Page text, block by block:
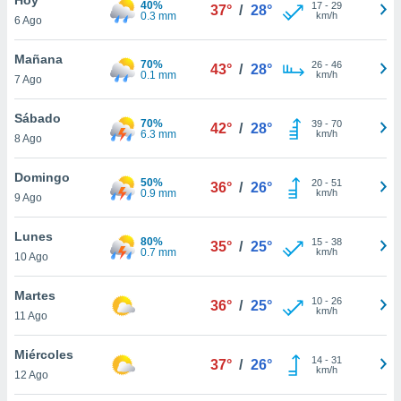
y
en
más
de
6 Ago
40%
0.3 mm
37° / 28° 17- 29
km/h
Mañana
7 Ago
70%
0.1 mm
43° / 28° 26- 46
km/h
Sábado
8 Ago
70%
6.3 mm
42° / 28° 39- 70
km/h
Domingo
9 Ago
50%
0.9 mm
36° / 26° 20- 51
km/h
Lunes
10 Ago
80%
0.7 mm
35° / 25° 15- 38
km/h
Martes
11 Ago
36° / 25° 10- 26
km/h
Miércoles
12 Ago
37° / 26° 14- 31
km/h